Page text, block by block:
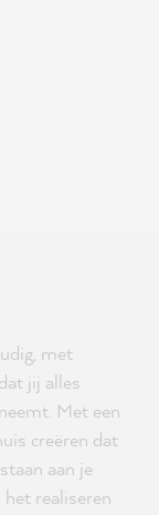
met
jij alles
Met een
creëren dat
aan je
realiseren